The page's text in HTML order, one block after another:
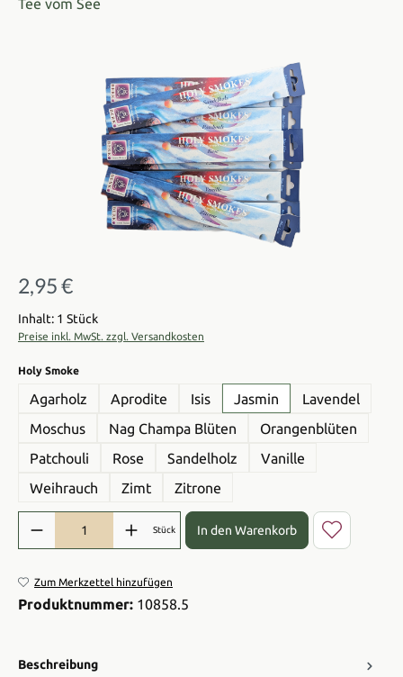
Tee vom See
Regulärer Preis:
2,95 €
Inhalt: 1 Stück
Preise inkl. MwSt. zzgl. Versandkosten
Holy Smokeauswählen
Agarholz Aprodite Isis Jasmin
Lavendel
Moschus
Nag Champa Blüten
Orangenblüten
Patchouli
Rose Sandelholz
Vanille
Weihrauch
Zimt Zitrone
Produkt Anzahl: Gib den gewünschten Wert ein oder benutze die
Stück In den Warenkorb
Zum Merkzettel hinzufügen
Produktnummer: 10858.5
Beschreibung